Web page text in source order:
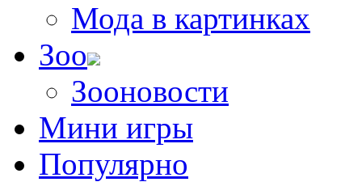
Мода в картинках
Зоо
Зооновости
Мини игры
Популярно